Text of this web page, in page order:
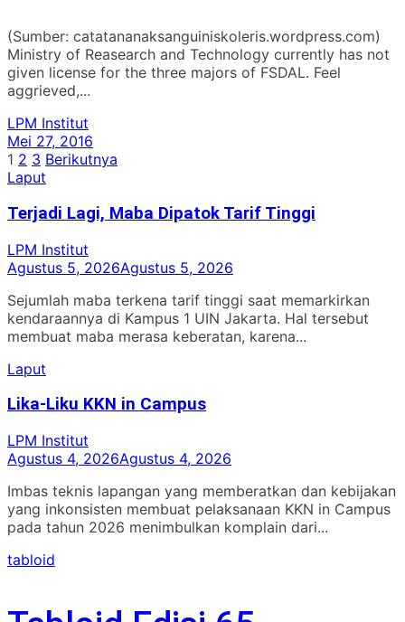
(Sumber: catatananaksanguiniskoleris.wordpress.com)
Ministry of Reasearch and Technology currently has not
given license for the three majors of FSDAL. Feel
aggrieved,...
LPM Institut
Mei 27, 2016
Paginasi
pos
1 2 3 Berikutnya
Laput
Terjadi Lagi, Maba Dipatok Tarif Tinggi
LPM Institut
Agustus 5, 2026Agustus 5, 2026
Sejumlah maba terkena tarif tinggi saat memarkirkan
kendaraannya di Kampus 1 UIN Jakarta. Hal tersebut
membuat maba merasa keberatan, karena...
Laput
Lika-Liku KKN in Campus
LPM Institut
Agustus 4, 2026Agustus 4, 2026
Imbas teknis lapangan yang memberatkan dan kebijakan
yang inkonsisten membuat pelaksanaan KKN in Campus
pada tahun 2026 menimbulkan komplain dari...
tabloid